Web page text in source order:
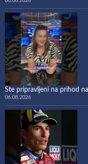
Ste pripravljeni na prihod
06.08.2026